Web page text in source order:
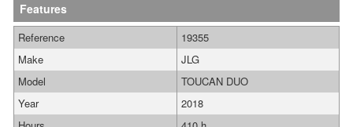
Features
Reference
19355
Make
JLG
Model
TOUCAN DUO
Year
2018